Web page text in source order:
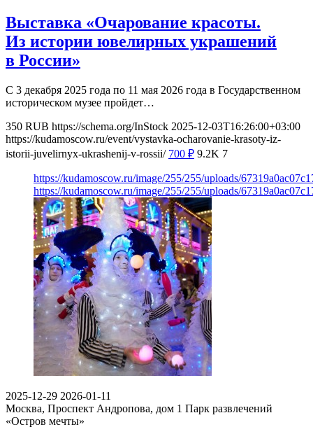
Выставка «Очарование красоты.
Из истории ювелирных украшений
в России»
С 3 декабря 2025 года по 11 мая 2026 года в Государственном
историческом музее пройдет…
350 RUB https://schema.org/InStock 2025-12-03T16:26:00+03:00
https://kudamoscow.ru/event/vystavka-ocharovanie-krasoty-iz-
istorii-juvelirnyx-ukrashenij-v-rossii/ 700 ₽ 9.2K 7
https://kudamoscow.ru/image/255/255/uploads/
https://kudamoscow.ru/image/255/255/uploads/
2025-12-29 2026-01-11
Москва, Проспект Андропова, дом 1 Парк развлечений
«Остров мечты»